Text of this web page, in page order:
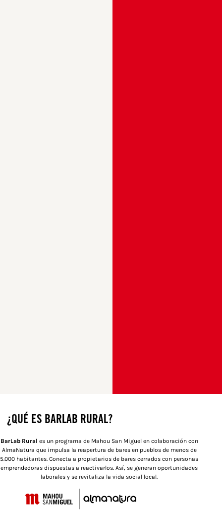
¿QUÉ ES BARLAB RURAL?
BarLab Rural es un programa de Mahou San Miguel en colaboración con
AlmaNatura que impulsa la reapertura de bares en pueblos de menos de
5.000 habitantes. Conecta a propietarios de bares cerrados con personas
emprendedoras dispuestas a reactivarlos. Así, se generan oportunidades
laborales y se revitaliza la vida social local.